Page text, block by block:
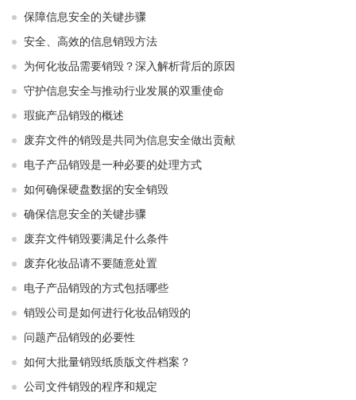
保障信息安全的关键步骤
安全、高效的信息销毁方法
为何化妆品需要销毁？深入解析背后的原因
守护信息安全与推动行业发展的双重使命
瑕疵产品销毁的概述
废弃文件的销毁是共同为信息安全做出贡献
电子产品销毁是一种必要的处理方式
如何确保硬盘数据的安全销毁
确保信息安全的关键步骤
废弃文件销毁要满足什么条件
废弃化妆品请不要随意处置
电子产品销毁的方式包括哪些
销毁公司是如何进行化妆品销毁的
问题产品销毁的必要性
如何大批量销毁纸质版文件档案？
公司文件销毁的程序和规定